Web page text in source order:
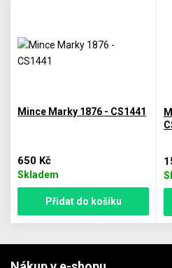
Mince Marky 1876 - CS1441
650 Kč
Skladem
Přidat do košíku